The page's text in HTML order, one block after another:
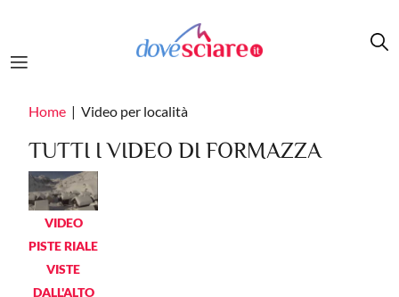
Home Video per località
TUTTI I VIDEO DI FORMAZZA
VIDEO
PISTE RIALE
VISTE
DALL'ALTO